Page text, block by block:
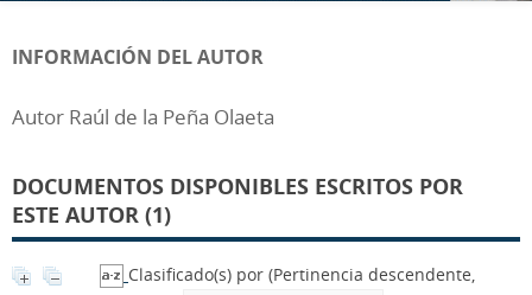
INFORMACIÓN DEL AUTOR
Autor Raúl de la Peña Olaeta
DOCUMENTOS DISPONIBLES ESCRITOS POR
ESTE AUTOR (1)
Clasificado(s) por (Pertinencia descendente,